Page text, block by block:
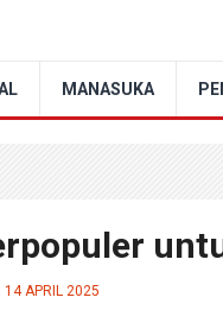
MANASUKA
14 APRIL 2025